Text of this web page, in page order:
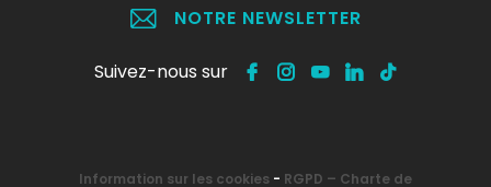
NOTRE NEWSLETTER
Suivez-nous sur
Information sur les cookies - RGPD – Charte de